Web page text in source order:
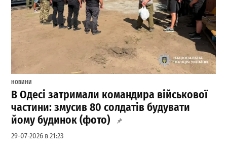
НОВИНИ
В Одесі затримали командира військової
частини: змусив 80 солдатів будувати
йому будинок (фото)
29-07-2026 в 21:23